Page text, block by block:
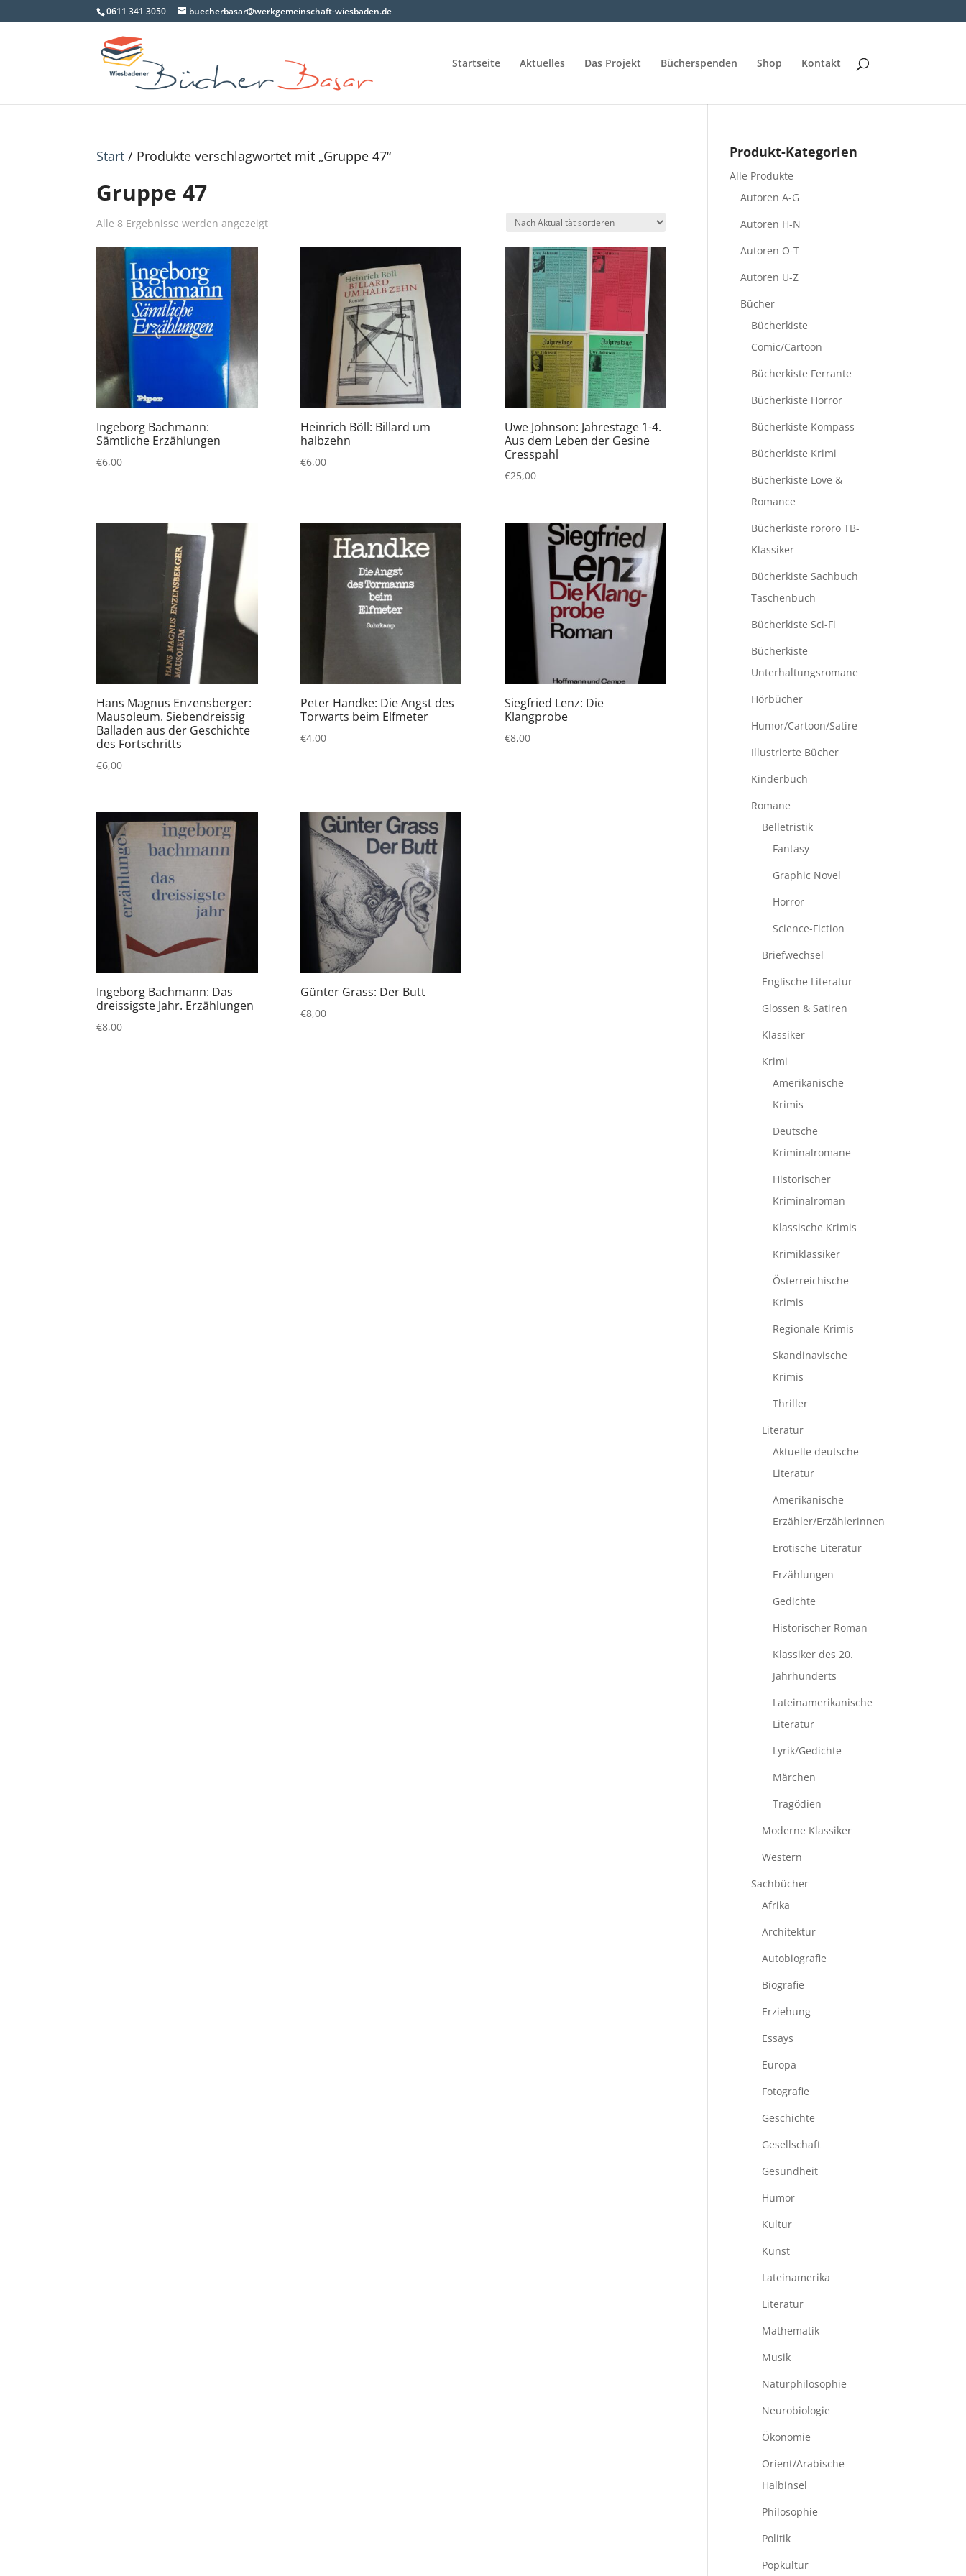
0611 341 3050 buecherbasar@werkgemeinschaft-wiesbaden.de
Startseite Aktuelles Das Projekt Bücherspenden Shop Kontakt
Start / Produkte verschlagwortet mit „Gruppe 47“
Gruppe 47
Alle 8 Ergebnisse werden angezeigtNach
Aktualität
Ingeborg Bachmann:
Sämtliche Erzählungen
€6,00
Heinrich Böll: Billard um
halbzehn
€6,00
Uwe Johnson: Jahrestage 1-4.
Aus dem Leben der Gesine
Cresspahl
€25,00
Hans Magnus Enzensberger:
Mausoleum. Siebendreissig
Balladen aus der Geschichte
des Fortschritts
€6,00
Peter Handke: Die Angst des
Torwarts beim Elfmeter
€4,00
Siegfried Lenz: Die
Klangprobe
€8,00
Ingeborg Bachmann: Das
dreissigste Jahr. Erzählungen
€8,00
Günter Grass: Der Butt
€8,00
Produkt-Kategorien
Alle Produkte
Autoren A-G
Autoren H-N
Autoren O-T
Autoren U-Z
Bücher
Bücherkiste
Comic/Cartoon
Bücherkiste Ferrante
Bücherkiste Horror
Bücherkiste Kompass
Bücherkiste Krimi
Bücherkiste Love &
Romance
Bücherkiste rororo TB-
Klassiker
Bücherkiste Sachbuch
Taschenbuch
Bücherkiste Sci-Fi
Bücherkiste
Unterhaltungsromane
Hörbücher
Humor/Cartoon/Satire
Illustrierte Bücher
Kinderbuch
Romane
Belletristik
Fantasy
Graphic Novel
Horror
Science-Fiction
Briefwechsel
Englische Literatur
Glossen & Satiren
Klassiker
Krimi
Amerikanische
Krimis
Deutsche
Kriminalromane
Historischer
Kriminalroman
Klassische Krimis
Krimiklassiker
Österreichische
Krimis
Regionale Krimis
Skandinavische
Krimis
Thriller
Literatur
Aktuelle deutsche
Literatur
Amerikanische
Erzähler/Erzählerinnen
Erotische Literatur
Erzählungen
Gedichte
Historischer Roman
Klassiker des 20.
Jahrhunderts
Lateinamerikanische
Literatur
Lyrik/Gedichte
Märchen
Tragödien
Moderne Klassiker
Western
Sachbücher
Afrika
Architektur
Autobiografie
Biografie
Erziehung
Essays
Europa
Fotografie
Geschichte
Gesellschaft
Gesundheit
Humor
Kultur
Kunst
Lateinamerika
Literatur
Mathematik
Musik
Naturphilosophie
Neurobiologie
Ökonomie
Orient/Arabische
Halbinsel
Philosophie
Politik
Popkultur